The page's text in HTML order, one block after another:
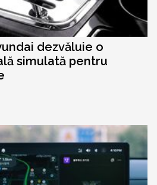
dezvăluie o
simulată pentru